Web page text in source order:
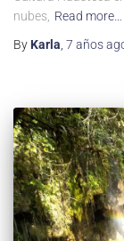
nubes, Read more…
By Karla 7 años